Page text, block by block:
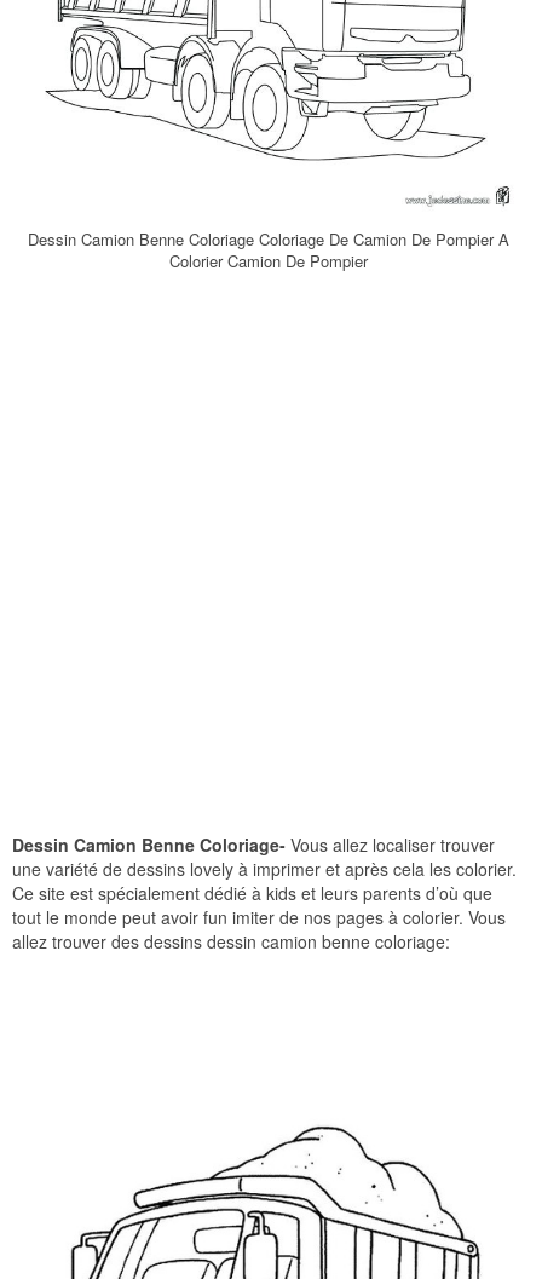
Dessin Camion Benne Coloriage Coloriage De Camion De Pompier A
Colorier Camion De Pompier
Dessin Camion Benne Coloriage- Vous allez localiser trouver
une variété de dessins lovely à imprimer et après cela les colorier.
Ce site est spécialement dédié à kids et leurs parents d’où que
tout le monde peut avoir fun imiter de nos pages à colorier. Vous
allez trouver des dessins dessin camion benne coloriage: